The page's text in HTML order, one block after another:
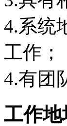
4.系统
工作；
4.有团
工作地